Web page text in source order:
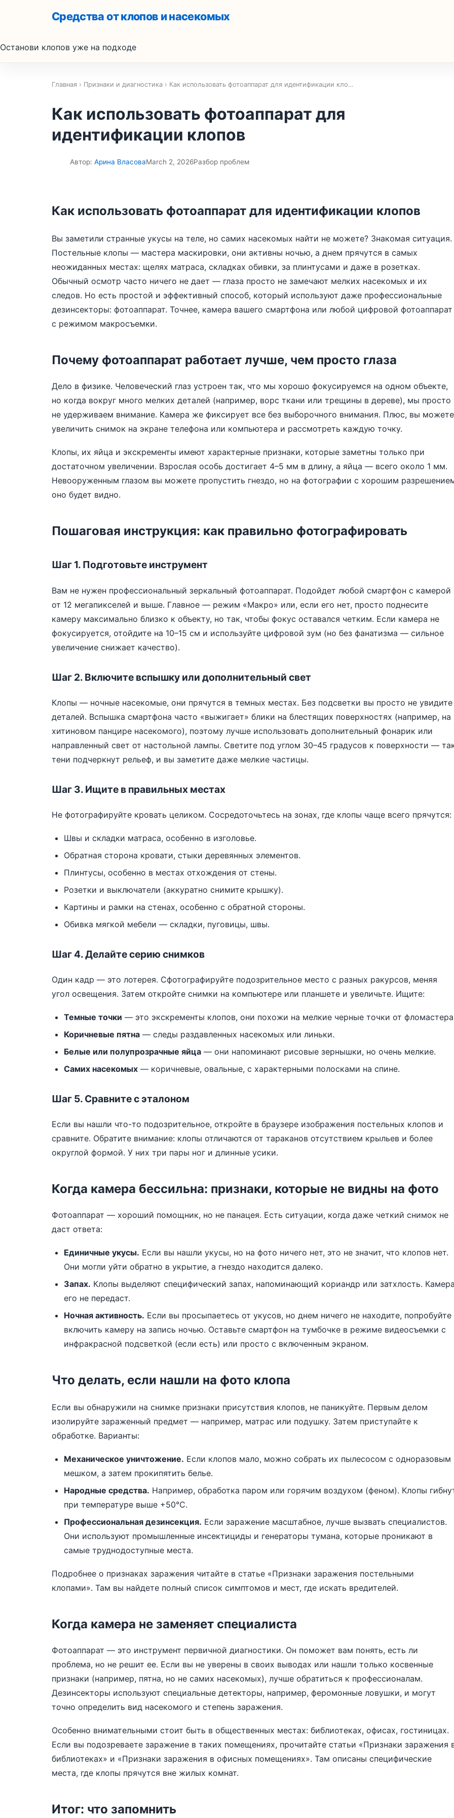
Средства от клопов и насекомых
Останови клопов уже на подходе
Главная › Признаки и диагностика › Как использовать фотоаппарат для идентификации кло…
Как использовать фотоаппарат для
идентификации клопов
Автор: Арина ВласоваMarch 2, 2026Разбор проблем
Как использовать фотоаппарат для идентификации клопов
Вы заметили странные укусы на теле, но самих насекомых найти не можете? Знакомая ситуация.
Постельные клопы — мастера маскировки, они активны ночью, а днем прячутся в самых
неожиданных местах: щелях матраса, складках обивки, за плинтусами и даже в розетках.
Обычный осмотр часто ничего не дает — глаза просто не замечают мелких насекомых и их
следов. Но есть простой и эффективный способ, который используют даже профессиональные
дезинсекторы: фотоаппарат. Точнее, камера вашего смартфона или любой цифровой фотоаппарат
с режимом макросъемки.
Почему фотоаппарат работает лучше, чем просто глаза
Дело в физике. Человеческий глаз устроен так, что мы хорошо фокусируемся на одном объекте,
но когда вокруг много мелких деталей (например, ворс ткани или трещины в дереве), мы просто
не удерживаем внимание. Камера же фиксирует все без выборочного внимания. Плюс, вы можете
увеличить снимок на экране телефона или компьютера и рассмотреть каждую точку.
Клопы, их яйца и экскременты имеют характерные признаки, которые заметны только при
достаточном увеличении. Взрослая особь достигает 4–5 мм в длину, а яйца — всего около 1 мм.
Невооруженным глазом вы можете пропустить гнездо, но на фотографии с хорошим
оно будет видно.
Пошаговая инструкция: как правильно фотографировать
Шаг 1. Подготовьте инструмент
Вам не нужен профессиональный зеркальный фотоаппарат. Подойдет любой смартфон с камерой
от 12 мегапикселей и выше. Главное — режим «Макро» или, если его нет, просто поднесите
камеру максимально близко к объекту, но так, чтобы фокус оставался четким. Если камера не
фокусируется, отойдите на 10–15 см и используйте цифровой зум (но без фанатизма — сильное
увеличение снижает качество).
Шаг 2. Включите вспышку или дополнительный свет
Клопы — ночные насекомые, они прячутся в темных местах. Без подсветки вы просто не увидите
деталей. Вспышка смартфона часто «выжигает» блики на блестящих поверхностях (например, на
хитиновом панцире насекомого), поэтому лучше использовать дополнительный фонарик или
направленный свет от настольной лампы. Светите под углом 30–45 градусов к поверхности —
тени подчеркнут рельеф, и вы заметите даже мелкие частицы.
Шаг 3. Ищите в правильных местах
Не фотографируйте кровать целиком. Сосредоточьтесь на зонах, где клопы чаще всего прячутся:
Швы и складки матраса, особенно в изголовье.
Обратная сторона кровати, стыки деревянных элементов.
Плинтусы, особенно в местах отхождения от стены.
Розетки и выключатели (аккуратно снимите крышку).
Картины и рамки на стенах, особенно с обратной стороны.
Обивка мягкой мебели — складки, пуговицы, швы.
Шаг 4. Делайте серию снимков
Один кадр — это лотерея. Сфотографируйте подозрительное место с разных ракурсов, меняя
угол освещения. Затем откройте снимки на компьютере или планшете и увеличьте. Ищите:
Темные точки — это экскременты клопов, они похожи на мелкие черные точки от
Коричневые пятна — следы раздавленных насекомых или линьки.
Белые или полупрозрачные яйца — они напоминают рисовые зернышки, но очень мелкие.
Самих насекомых — коричневые, овальные, с характерными полосками на спине.
Шаг 5. Сравните с эталоном
Если вы нашли что-то подозрительное, откройте в браузере изображения постельных клопов и
сравните. Обратите внимание: клопы отличаются от тараканов отсутствием крыльев и более
округлой формой. У них три пары ног и длинные усики.
Когда камера бессильна: признаки, которые не видны на фото
Фотоаппарат — хороший помощник, но не панацея. Есть ситуации, когда даже четкий снимок не
даст ответа:
Единичные укусы. Если вы нашли укусы, но на фото ничего нет, это не значит, что клопов нет.
Они могли уйти обратно в укрытие, а гнездо находится далеко.
Запах. Клопы выделяют специфический запах, напоминающий кориандр или затхлость.
его не передаст.
Ночная активность. Если вы просыпаетесь от укусов, но днем ничего не находите, попробуйте
включить камеру на запись ночью. Оставьте смартфон на тумбочке в режиме видеосъемки с
инфракрасной подсветкой (если есть) или просто с включенным экраном.
Что делать, если нашли на фото клопа
Если вы обнаружили на снимке признаки присутствия клопов, не паникуйте. Первым делом
изолируйте зараженный предмет — например, матрас или подушку. Затем приступайте к
обработке. Варианты:
Механическое уничтожение. Если клопов мало, можно собрать их пылесосом с одноразовым
мешком, а затем прокипятить белье.
Народные средства. Например, обработка паром или горячим воздухом (феном). Клопы
при температуре выше +50°C.
Профессиональная дезинсекция. Если заражение масштабное, лучше вызвать специалистов.
Они используют промышленные инсектициды и генераторы тумана, которые проникают в
самые труднодоступные места.
Подробнее о признаках заражения читайте в статье «Признаки заражения постельными
клопами». Там вы найдете полный список симптомов и мест, где искать вредителей.
Когда камера не заменяет специалиста
Фотоаппарат — это инструмент первичной диагностики. Он поможет вам понять, есть ли
проблема, но не решит ее. Если вы не уверены в своих выводах или нашли только косвенные
признаки (например, пятна, но не самих насекомых), лучше обратиться к профессионалам.
Дезинсекторы используют специальные детекторы, например, феромонные ловушки, и могут
точно определить вид насекомого и степень заражения.
Особенно внимательными стоит быть в общественных местах: библиотеках, офисах, гостиницах.
Если вы подозреваете заражение в таких помещениях, прочитайте статьи «Признаки заражения
библиотеках» и «Признаки заражения в офисных помещениях». Там описаны специфические
места, где клопы прячутся вне жилых комнат.
Итог: что запомнить